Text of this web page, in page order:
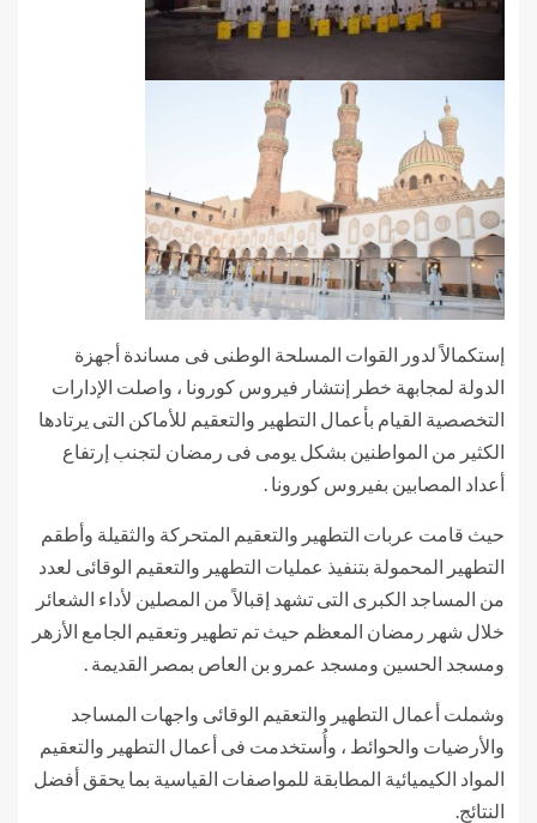
إستكمالاً لدور القوات المسلحة الوطنى فى مساندة أجهزة
الدولة لمجابهة خطر إنتشار فيروس كورونا ، واصلت الإدارات
التخصصية القيام بأعمال التطهير والتعقيم للأماكن التى يرتادها
الكثير من المواطنين بشكل يومى فى رمضان لتجنب إرتفاع
أعداد المصابين بفيروس كورونا .
حيث قامت عربات التطهير والتعقيم المتحركة والثقيلة وأطقم
التطهير المحمولة بتنفيذ عمليات التطهير والتعقيم الوقائى لعدد
من المساجد الكبرى التى تشهد إقبالاً من المصلين لأداء الشعائر
خلال شهر رمضان المعظم حيث تم تطهير وتعقيم الجامع الأزهر
ومسجد الحسين ومسجد عمرو بن العاص بمصر القديمة .
وشملت أعمال التطهير والتعقيم الوقائى واجهات المساجد
والأرضيات والحوائط ، وأُستخدمت فى أعمال التطهير والتعقيم
المواد الكيميائية المطابقة للمواصفات القياسية بما يحقق أفضل
النتائج.